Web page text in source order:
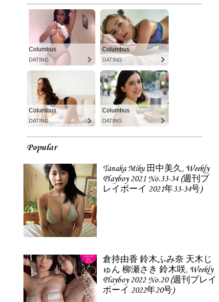
Columbus
DATING
Columbus
DATING
Columbus
DATING
Columbus
DATING
Popular
Tanaka Miku 田中美久, Weekly
Playboy 2021 No.33-34 (週刊プ
レイボーイ 2021年33-34号)
倉持由香 鈴木ふみ奈 天木じ
ゅん 柳瀬さき 鈴木咲, Weekly
Playboy 2022 No.20 (週刊プレイ
ボーイ 2022年20号)